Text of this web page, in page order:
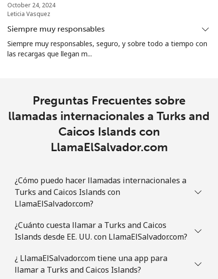
Línea fija
Tuvalu
country
October 24, 2024
Leticia Vasquez
Siempre muy responsables
Siempre muy responsables, seguro, y sobre todo a tiempo con
las recargas que llegan m...
Preguntas Frecuentes sobre
llamadas internacionales a Turks and
Caicos Islands con
LlamaElSalvador.com
¿Cómo puedo hacer llamadas internacionales a
Turks and Caicos Islands con
LlamaElSalvador.com?
¿Cuánto cuesta llamar a Turks and Caicos
Islands desde EE. UU. con LlamaElSalvador.com?
¿ LlamaElSalvador.com tiene una app para
llamar a Turks and Caicos Islands?